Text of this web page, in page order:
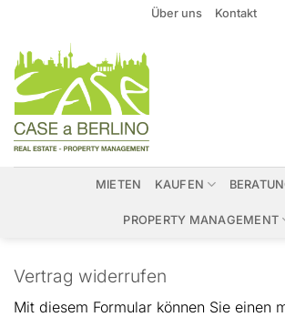
springen
Über uns Kontakt
MIETEN KAUFEN
PROPERTY MANAGEMENT
Vertrag widerrufen
Mit diesem Formular können Sie einen